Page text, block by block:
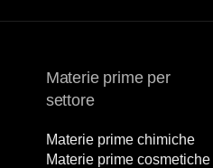
Materie prime per
settore
Materie prime chimiche
Materie prime cosmetiche